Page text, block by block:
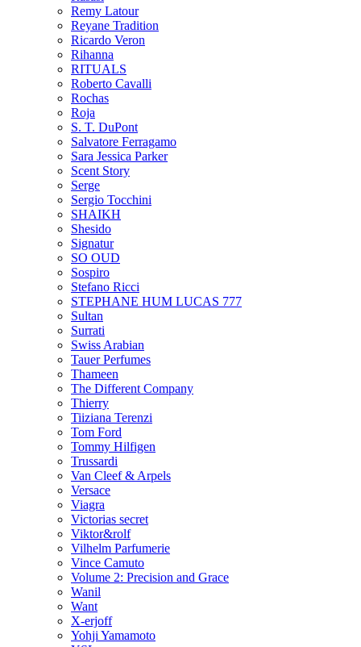
Remy Latour
Reyane Tradition
Ricardo Veron
Rihanna
RITUALS
Roberto Cavalli
Rochas
Roja
S. T. DuPont
Salvatore Ferragamo
Sara Jessica Parker
Scent Story
Serge
Sergio Tocchini
SHAIKH
Shesido
Signatur
SO OUD
Sospiro
Stefano Ricci
STEPHANE HUM LUCAS 777
Sultan
Surrati
Swiss Arabian
Tauer Perfumes
Thameen
The Different Company
Thierry
Tiiziana Terenzi
Tom Ford
Tommy Hilfigen
Trussardi
Van Cleef & Arpels
Versace
Viagra
Victorias secret
Viktor&rolf
Vilhelm Parfumerie
Vince Camuto
Volume 2: Precision and Grace
Wanil
Want
X-erjoff
Yohji Yamamoto